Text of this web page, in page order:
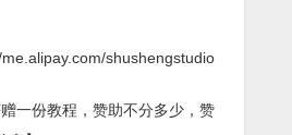
shushengstudio
赠一份教程，赞助不分多少，赞